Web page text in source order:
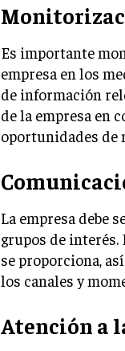
Es importante
empresa en los
de información
de la empresa en
oportunidades de
La empresa debe
grupos de
se proporciona,
los canales y
Atención a